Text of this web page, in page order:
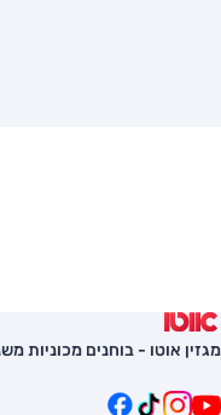
מגזין אוטו - בוחנים מכוניות משנת